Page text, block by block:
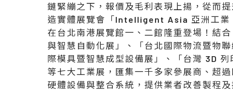
鏈緊繃之下，報價及毛利表現上揚，從而
造實體展覽會「Intelligent Asia 亞洲工業
在台北南港展覽館一、二館隆重登場！結
與智慧自動化展」、「台北國際物流暨物
際模具暨智慧成型設備展」、「台灣 3D
等七大工業展，匯集一千多家參展商、超
硬體設備與整合系統，提供業者改善製程